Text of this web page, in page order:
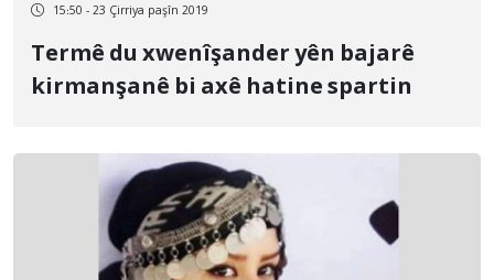
15:50 - 23 Çirriya paşîn 2019
Termê du xwenîşander yên bajarê
kirmanşanê bi axê hatine spartin